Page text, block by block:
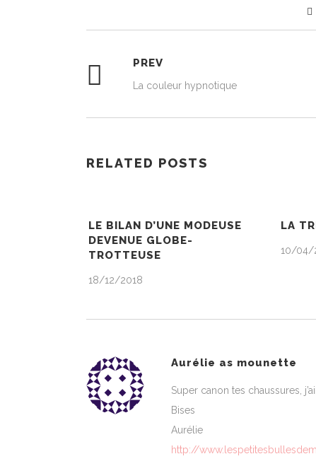
PREV
La couleur hypnotique
RELATED POSTS
LE BILAN D’UNE MODEUSE
DEVENUE GLOBE-
TROTTEUSE
18/12/2018
LA
10/04/
Aurélie as mounette
Super canon tes chaussures,
Bises
Aurélie
http://